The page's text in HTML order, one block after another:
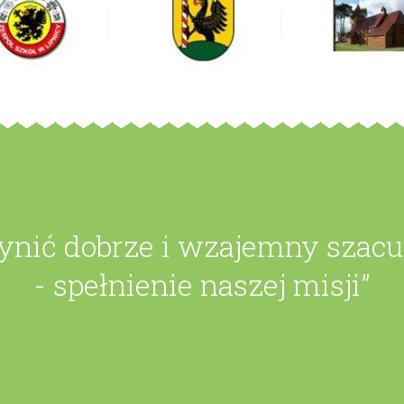
dobrze i wzajemny
- spełnienie naszej misji”